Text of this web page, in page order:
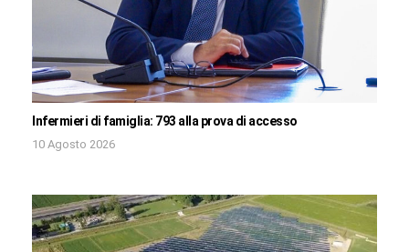
Infermieri di famiglia: 793 alla prova di accesso
10 Agosto 2026